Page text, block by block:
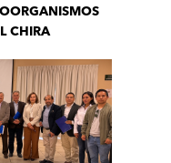
CHIRA